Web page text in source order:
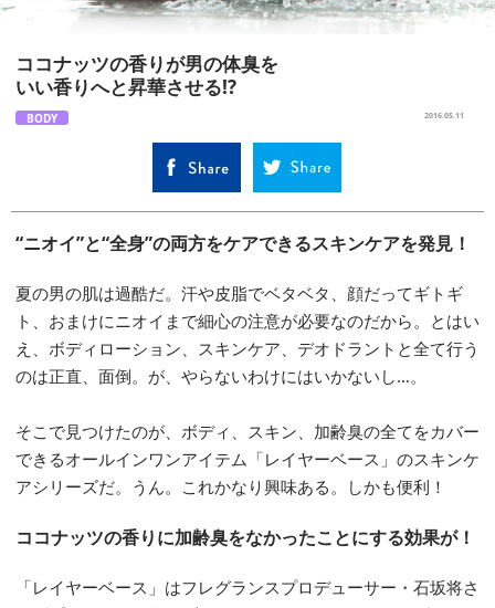
ココナッツの香りが男の体臭を
いい香りへと昇華させる!?
BODY 2016.05.11
“ニオイ”と“全身”の両方をケアできるスキンケアを発見！
夏の男の肌は過酷だ。汗や皮脂でベタベタ、顔だってギトギ
ト、おまけにニオイまで細心の注意が必要なのだから。とはい
え、ボディローション、スキンケア、デオドラントと全て行う
のは正直、面倒。が、やらないわけにはいかないし…。
そこで見つけたのが、ボディ、スキン、加齢臭の全てをカバー
できるオールインワンアイテム「レイヤーベース」のスキンケ
アシリーズだ。うん。これかなり興味ある。しかも便利！
ココナッツの香りに加齢臭をなかったことにする効果が！
「レイヤーベース」はフレグランスプロデューサー・石坂将さ